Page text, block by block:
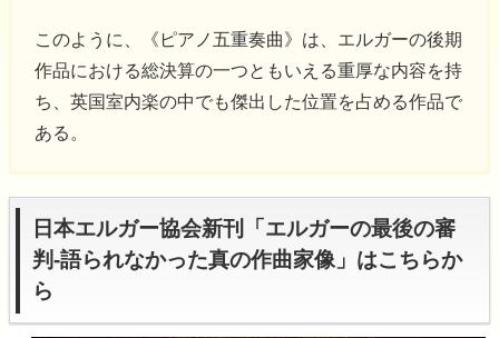
このように、《ピアノ五重奏曲》は、エルガーの後期
作品における総決算の一つともいえる重厚な内容を持
ち、英国室内楽の中でも傑出した位置を占める作品で
ある。
日本エルガー協会新刊「エルガーの最後の審
判-語られなかった真の作曲家像」はこちらか
ら